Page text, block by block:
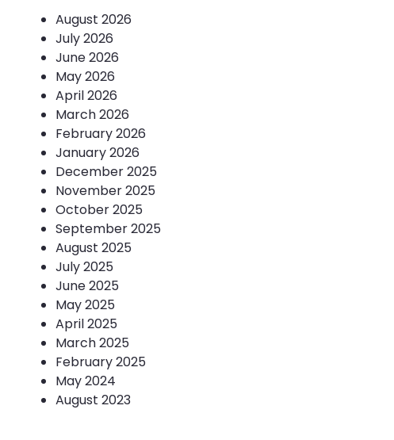
August 2026
July 2026
June 2026
May 2026
April 2026
March 2026
February 2026
January 2026
December 2025
November 2025
October 2025
September 2025
August 2025
July 2025
June 2025
May 2025
April 2025
March 2025
February 2025
May 2024
August 2023